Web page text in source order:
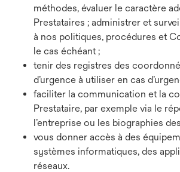
méthodes, évaluer le caractère
Prestataires ; administrer et
à nos politiques, procédures et
le cas échéant ;
tenir des registres des
d’urgence à utiliser en cas
faciliter la communication et la
Prestataire, par exemple via le
l’entreprise ou les biographies
vous donner accès à des
systèmes informatiques, des
réseaux.